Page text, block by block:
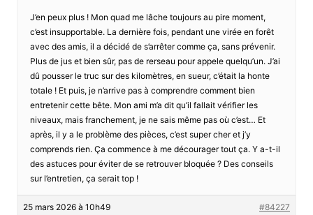
J’en peux plus ! Mon quad me lâche toujours au pire moment,
c’est insupportable. La dernière fois, pendant une virée en forêt
avec des amis, il a décidé de s’arrêter comme ça, sans prévenir.
Plus de jus et bien sûr, pas de rerseau pour appele quelqu’un. J’ai
dû pousser le truc sur des kilomètres, en sueur, c’était la honte
totale ! Et puis, je n’arrive pas à comprendre comment bien
entretenir cette bête. Mon ami m’a dit qu’il fallait vérifier les
niveaux, mais franchement, je ne sais même pas où c’est… Et
après, il y a le problème des pièces, c’est super cher et j’y
comprends rien. Ça commence à me décourager tout ça. Y a-t-il
des astuces pour éviter de se retrouver bloquée ? Des conseils
sur l’entretien, ça serait top !
25 mars 2026 à 10h49 #84227